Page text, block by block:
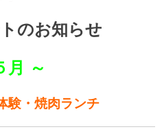
のお知らせ
月 ～
験・焼肉ランチ